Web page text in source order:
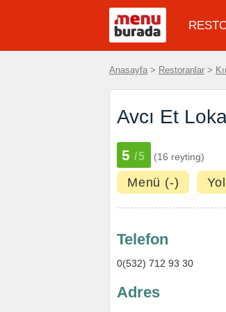
Anasayfa > Restoranlar >
Avcı Et
5 /5 (16 reyting)
Menü (-)
Telefon
0(532) 712 93 30
Adres